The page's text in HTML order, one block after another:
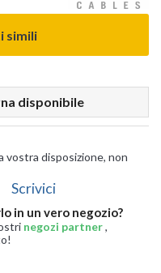
simili
disponibile
vostra disposizione, non
Scrivici
in un vero negozio?
negozi partner,